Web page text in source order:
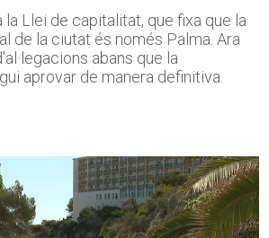
la Llei de capitalitat, que fixa que la
de la ciutat és només Palma. Ara
abans que la
aprovar de manera definitiva.